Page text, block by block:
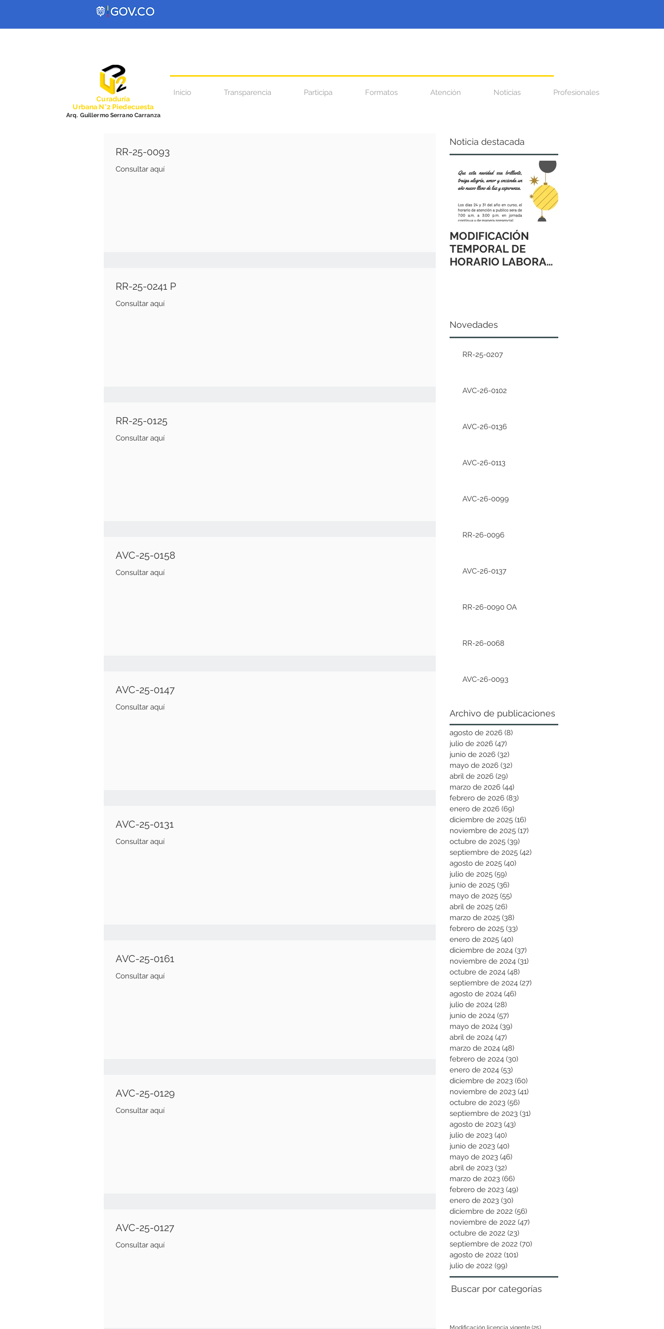
Inicio Transparencia Participa Formatos Atención Noticias Profesionales
Curaduría
Urbana N°2 Piedecuesta
Arq. Guillermo Serrano Carranza
RR-25-0093
Consultar aquí
RR-25-0241 P
Consultar aquí
RR-25-0125
Consultar aquí
AVC-25-0158
Consultar aquí
AVC-25-0147
Consultar aquí
AVC-25-0131
Consultar aquí
AVC-25-0161
Consultar aquí
AVC-25-0129
Consultar aquí
AVC-25-0127
Consultar aquí
Noticia destacada
MODIFICACIÓN
TEMPORAL DE
HORARIO LABORAL
Novedades
RR-25-0207
AVC-26-0102
AVC-26-0136
AVC-26-0113
AVC-26-0099
RR-26-0096
AVC-26-0137
RR-26-0090 OA
RR-26-0068
AVC-26-0093
Archivo de publicaciones
agosto de 2026 (8)
julio de 2026 (47)
junio de 2026 (32)
mayo de 2026 (32)
abril de 2026 (29)
marzo de 2026 (44)
febrero de 2026 (83)
enero de 2026 (69)
diciembre de 2025 (16)
noviembre de 2025 (17)
octubre de 2025 (39)
septiembre de 2025 (42)
agosto de 2025 (40)
julio de 2025 (59)
junio de 2025 (36)
mayo de 2025 (55)
abril de 2025 (26)
marzo de 2025 (38)
febrero de 2025 (33)
enero de 2025 (40)
diciembre de 2024 (37)
noviembre de 2024 (31)
octubre de 2024 (48)
septiembre de 2024 (27)
agosto de 2024 (46)
julio de 2024 (28)
junio de 2024 (57)
mayo de 2024 (39)
abril de 2024 (47)
marzo de 2024 (48)
febrero de 2024 (30)
enero de 2024 (53)
diciembre de 2023 (60)
noviembre de 2023 (41)
octubre de 2023 (56)
septiembre de 2023 (31)
agosto de 2023 (43)
julio de 2023 (40)
junio de 2023 (40)
mayo de 2023 (46)
abril de 2023 (32)
marzo de 2023 (66)
febrero de 2023 (49)
enero de 2023 (30)
diciembre de 2022 (56)
noviembre de 2022 (47)
octubre de 2022 (23)
septiembre de 2022 (70)
agosto de 2022 (101)
julio de 2022 (99)
Buscar por categorías
Modificación licencia vigente (25)